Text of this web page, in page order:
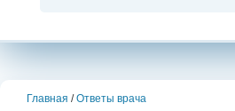
Главная / Ответы врача